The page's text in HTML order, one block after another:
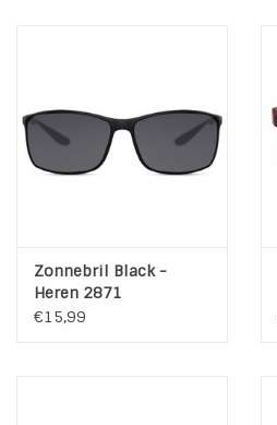
Zonnebril Black -
Heren 2871
€15,99